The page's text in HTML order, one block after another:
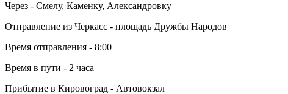
Через - Смелу, Каменку, Александровку
Отправление из Черкасс - площадь Дружбы Народов
Время отправления - 8:00
Время в пути - 2 часа
Прибытие в Кировоград - Автовокзал